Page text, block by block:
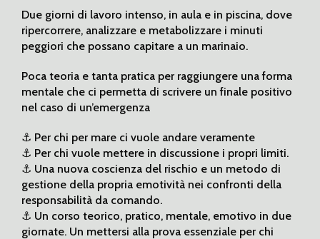
Due giorni di lavoro intenso, in aula e in piscina, dove
ripercorrere, analizzare e metabolizzare i minuti
peggiori che possano capitare a un marinaio.
Poca teoria e tanta pratica per raggiungere una forma
mentale che ci permetta di scrivere un finale positivo
nel caso di un’emergenza
⚓️ Per chi per mare ci vuole andare veramente
⚓️ Per chi vuole mettere in discussione i propri limiti.
⚓️ Una nuova coscienza del rischio e un metodo di
gestione della propria emotività nei confronti della
responsabilità da comando.
⚓️ Un corso teorico, pratico, mentale, emotivo in due
giornate. Un mettersi alla prova essenziale per chi